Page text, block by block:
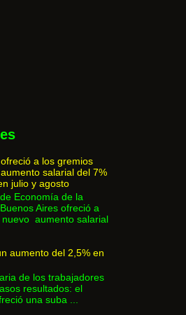
a los gremios
salarial del 7%
julio y agosto
Economía de la
Aires ofreció a
aumento salarial
aumento del 2,5% en
de los trabajadores
resultados: el
una suba ...